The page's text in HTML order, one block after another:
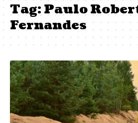
Tag:Paulo
Fernandes